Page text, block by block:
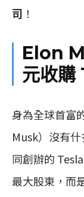
司 ！
Elon
元收
身為全球首富
Musk）沒有
同創辦的
最大股東，而